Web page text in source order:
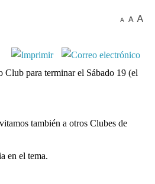
Club para terminar el Sábado 19 (el
también a otros Clubes de
en el tema.